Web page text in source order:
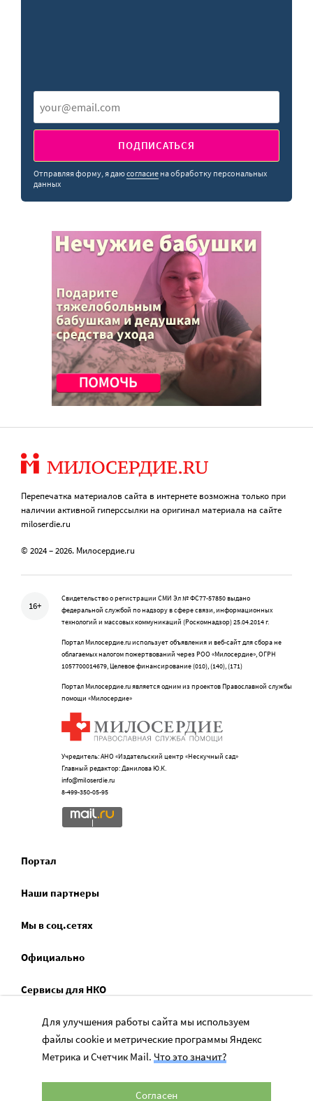
ПОДПИСАТЬСЯ
Отправляя форму, я даюсогласие на обработку персональных
данных
Перепечатка материалов сайта в интернете возможна только при
наличии активной гиперссылки на оригинал материала на сайте
miloserdie.ru
© 2024 – 2026. Милосердие.ru
16+
Свидетельство о регистрации СМИ Эл № ФС77-57850 выдано
федеральной службой по надзору в сфере связи, информационных
технологий и массовых коммуникаций (Роскомнадзор) 25.04.2014 г.
Портал Милосердие.ru использует объявления и веб-сайт для сбора не
облагаемых налогом пожертвований через РОО «Милосердие», ОГРН
1057700014679, Целевое финансирование (010), (140), (171)
Портал Милосердие.ru является одним из проектов Православной службы
помощи «Милосердие»
Учредитель: АНО «Издательский центр «Нескучный сад»
Главный редактор: Данилова Ю.К.
info@miloserdie.ru
8-499-350-05-95
Портал
Наши партнеры
Мы в соц.сетях
Официально
Сервисы для НКО
Спецпроекты
Социальное служение
Для улучшения работы сайта мы используем
файлы cookie и метрические программы Яндекс
Метрика и Счетчик Mail. Что это значит?
Согласен